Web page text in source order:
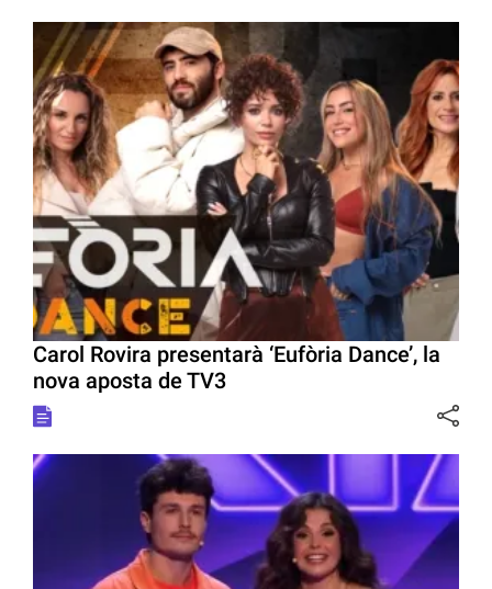
Carol Rovira presentarà ‘Eufòria Dance’, la
nova aposta de TV3